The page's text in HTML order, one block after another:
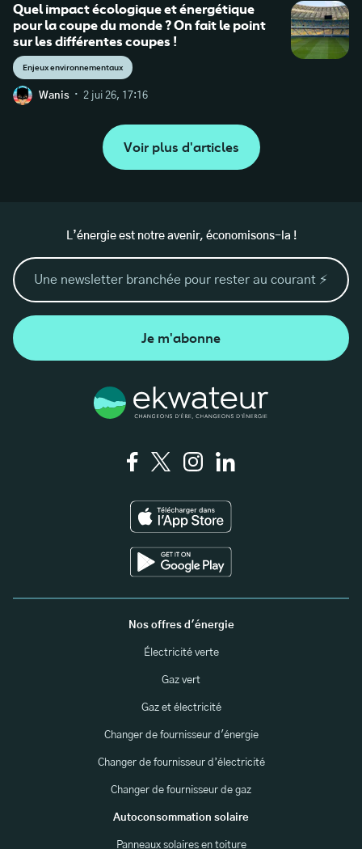
Quel impact écologique et énergétique
pour la coupe du monde ? On fait le point
sur les différentes coupes !
Enjeux environnementaux
Wanis · 2 jui 26, 17:16
Voir plus d'articles
L’énergie est notre avenir, économisons-la !
Je m'abonne
Nos offres d'énergie
Électricité verte
Gaz vert
Gaz et électricité
Changer de fournisseur d'énergie
Changer de fournisseur d’électricité
Changer de fournisseur de gaz
Autoconsommation solaire
Panneaux solaires en toiture